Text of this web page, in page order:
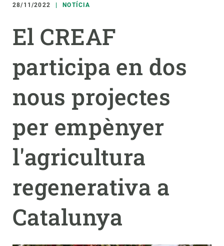
28/11/2022 NOTÍCIA
El CREAF
participa en dos
nous projectes
per empènyer
l'agricultura
regenerativa a
Catalunya
Responsive
menu
RECERCA
CIÈNCIA EN ACCIÓ
NOTÍCIES I AGENDA